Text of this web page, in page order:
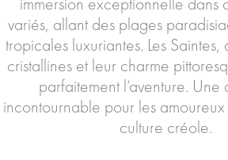
variés, allant des plages
tropicales luxuriantes. Les
cristallines et leur charme
parfaitement l’aventure. Une
incontournable pour les
culture créole.